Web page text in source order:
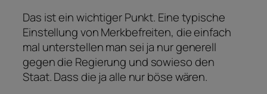
Das ist ein wichtiger Punkt. Eine typische
Einstellung von Merkbefreiten, die einfach
mal unterstellen man sei ja nur generell
gegen die Regierung und sowieso den
Staat. Dass die ja alle nur böse wären.